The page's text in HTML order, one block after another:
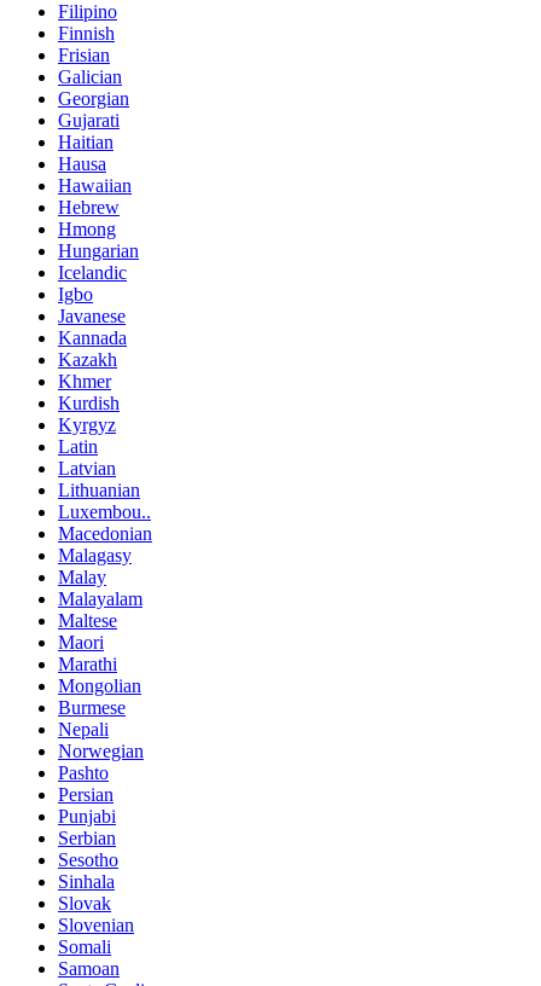
Filipino
Finnish
Frisian
Galician
Georgian
Gujarati
Haitian
Hausa
Hawaiian
Hebrew
Hmong
Hungarian
Icelandic
Igbo
Javanese
Kannada
Kazakh
Khmer
Kurdish
Kyrgyz
Latin
Latvian
Lithuanian
Luxembou..
Macedonian
Malagasy
Malay
Malayalam
Maltese
Maori
Marathi
Mongolian
Burmese
Nepali
Norwegian
Pashto
Persian
Punjabi
Serbian
Sesotho
Sinhala
Slovak
Slovenian
Somali
Samoan